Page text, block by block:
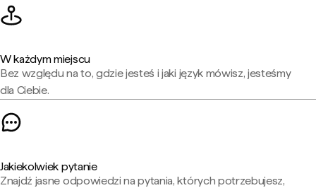
W każdym miejscu
Bez względu na to, gdzie jesteś i jaki język mówisz, jesteśmy
dla Ciebie.
Jakiekolwiek pytanie
Znajdź jasne odpowiedzi na pytania, których potrzebujesz,